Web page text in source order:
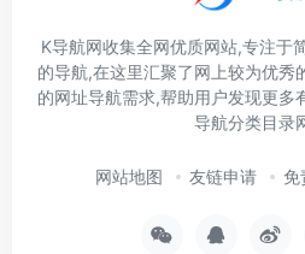
K导航网收集全网优质网站,专注于
的导航,在这里汇聚了网上较为优秀
的网址导航需求,帮助用户发现更多
导航分类目录
网站地图 友链申请 免